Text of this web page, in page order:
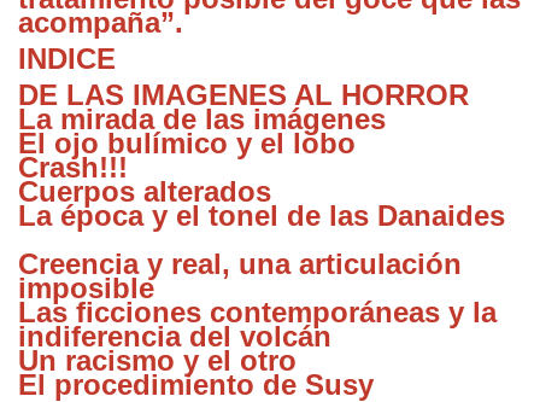
acompaña”.
INDICE
DE LAS IMAGENES AL HORROR
La mirada de las imágenes
El ojo bulímico y el lobo
Crash!!!
Cuerpos alterados
La época y el tonel de las Danaides
Creencia y real, una articulación
imposible
Las ficciones contemporáneas y la
indiferencia del volcán
Un racismo y el otro
El procedimiento de Susy